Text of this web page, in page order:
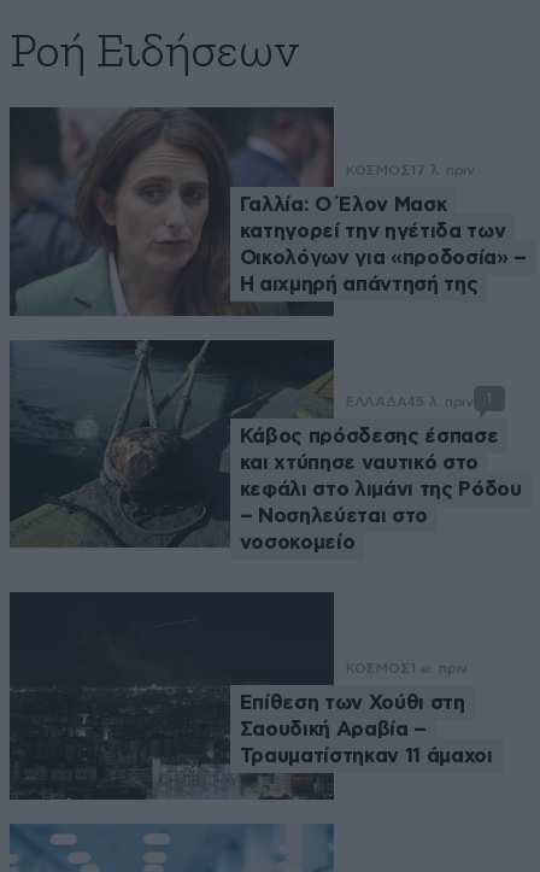
Ροή Ειδήσεων
ΚΟΣΜΟΣ 17 λ. πριν
Γαλλία: Ο Έλον Μασκ
κατηγορεί την ηγέτιδα των
Οικολόγων για «προδοσία» –
Η αιχμηρή απάντησή της
ΕΛΛΑΔΑ45 λ. πριν 1
Κάβος πρόσδεσης έσπασε
και χτύπησε ναυτικό στο
κεφάλι στο λιμάνι της Ρόδου
– Νοσηλεύεται στο
νοσοκομείο
ΚΟΣΜΟΣ 1 ω. πριν
Επίθεση των Χούθι στη
Σαουδική Αραβία –
Τραυματίστηκαν 11 άμαχοι